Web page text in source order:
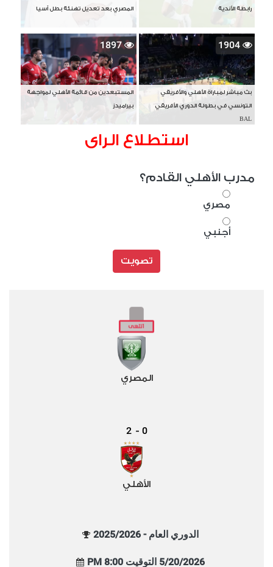
رابطة الأندية المصري بعد تعديل تهنئة بطل آسيا
1904
بث مباشر لمباراة الأهلي والأفريقي
التونسي في بطولة الدوري الأفريقي
BAL
1897
المستبعدين من قائمة الأهلي لمواجهة
بيراميدز
استطلاع الراى
مدرب الأهلي القادم؟
مصري
أجنبي
تصويت
المصري
0
-
2
الأهلي
الدوري العام - 2025/2026
5/20/2026 التوقيت 8:00 PM